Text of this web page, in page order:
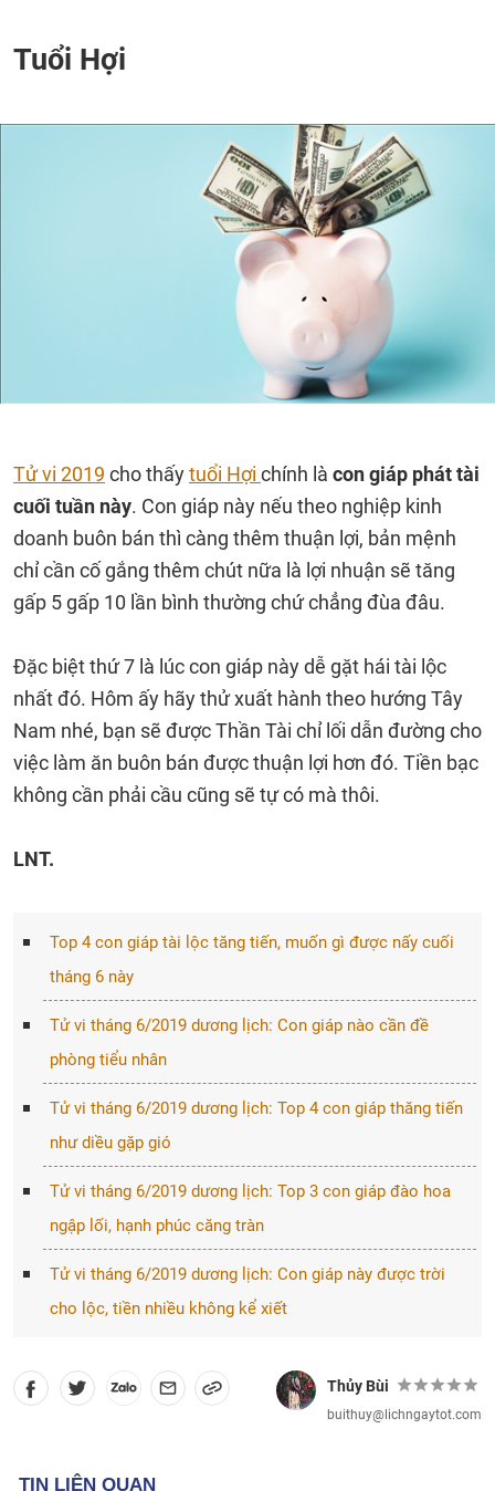
Tuổi Hợi
Tử vi 2019 cho thấytuổi Hợi chính là con giáp phát tài
cuối tuần này. Con giáp này nếu theo nghiệp kinh
doanh buôn bán thì càng thêm thuận lợi, bản mệnh
chỉ cần cố gắng thêm chút nữa là lợi nhuận sẽ tăng
gấp 5 gấp 10 lần bình thường chứ chẳng đùa đâu.
Đặc biệt thứ 7 là lúc con giáp này dễ gặt hái tài lộc
nhất đó. Hôm ấy hãy thử xuất hành theo hướng Tây
Nam nhé, bạn sẽ được Thần Tài chỉ lối dẫn đường cho
việc làm ăn buôn bán được thuận lợi hơn đó. Tiền bạc
không cần phải cầu cũng sẽ tự có mà thôi.
LNT.
Top 4 con giáp tài lộc tăng tiến, muốn gì được nấy cuối
tháng 6 này
Tử vi tháng 6/2019 dương lịch: Con giáp nào cần đề
phòng tiểu nhân
Tử vi tháng 6/2019 dương lịch: Top 4 con giáp thăng tiến
như diều gặp gió
Tử vi tháng 6/2019 dương lịch: Top 3 con giáp đào hoa
ngập lối, hạnh phúc căng tràn
Tử vi tháng 6/2019 dương lịch: Con giáp này được trời
cho lộc, tiền nhiều không kể xiết
Thủy Bùi
buithuy@lichngaytot.com